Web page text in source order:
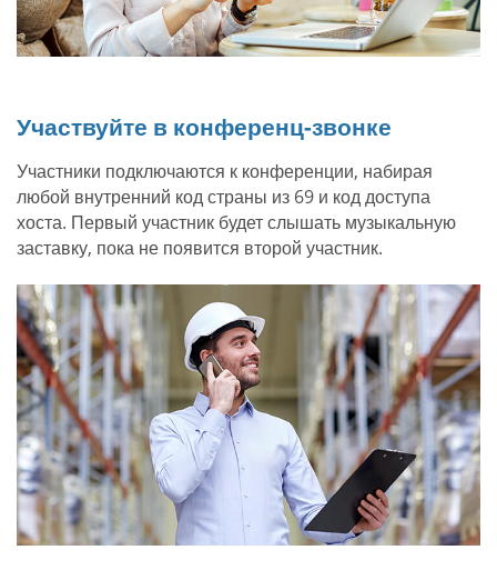
Участвуйте в конференц-звонке
Участники подключаются к конференции, набирая
любой внутренний код страны из 69 и код доступа
хоста. Первый участник будет слышать музыкальную
заставку, пока не появится второй участник.